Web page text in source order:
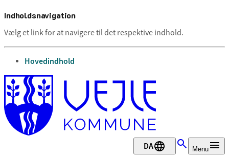
Indholdsnavigation
Vælg et link for at navigere til det respektive indhold.
gå til
Hovedindhold
DA Menu